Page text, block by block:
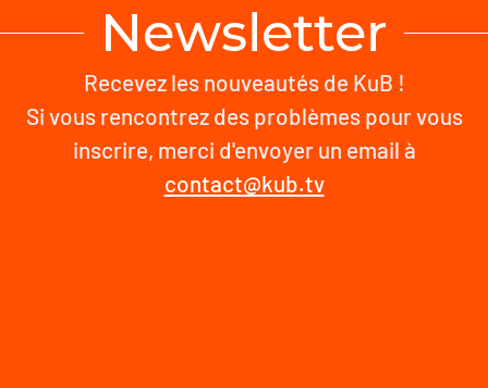
Newsletter
Recevez les nouveautés de KuB !
Si vous rencontrez des problèmes pour vous
inscrire, merci d'envoyer un email à
contact@kub.tv